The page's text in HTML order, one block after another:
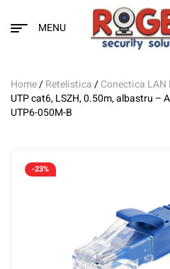
MENU
Home/Retelistica/Conectica LAN
UTP cat6, LSZH, 0.50m, albastru –
UTP6-050M-B
-23%